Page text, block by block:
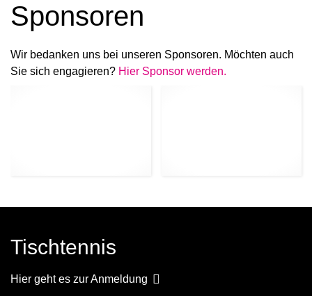
Sponsoren
Wir bedanken uns bei unseren Sponsoren. Möchten auch
Sie sich engagieren? Hier Sponsor werden.
Tischtennis
Hier geht es zur Anmeldung